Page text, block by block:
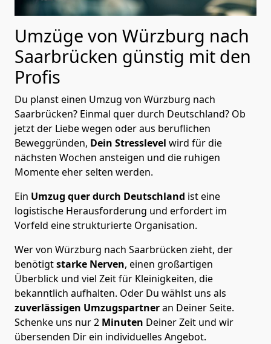
Umzüge von Würzburg nach
Saarbrücken günstig mit den
Profis
Du planst einen Umzug von Würzburg nach
Saarbrücken? Einmal quer durch Deutschland? Ob
jetzt der Liebe wegen oder aus beruflichen
Beweggründen, Dein Stresslevel wird für die
nächsten Wochen ansteigen und die ruhigen
Momente eher selten werden.
Ein Umzug quer durch Deutschland ist eine
logistische Herausforderung und erfordert im
Vorfeld eine strukturierte Organisation.
Wer von Würzburg nach Saarbrücken zieht, der
benötigtstarke Nerven, einen großartigen
Überblick und viel Zeit für Kleinigkeiten, die
bekanntlich aufhalten. Oder Du wählst uns als
zuverlässigen Umzugspartneran Deiner Seite.
Schenke uns nur2 Minuten Deiner Zeit und wir
übersenden Dir ein individuelles Angebot.